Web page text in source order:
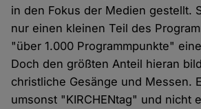
in den Fokus der Medien gestellt.
nur einen kleinen Teil des
"über 1.000 Programmpunkte"
Doch den größten Anteil hieran
christliche Gesänge und Messen.
umsonst "KIRCHENtag" und nicht